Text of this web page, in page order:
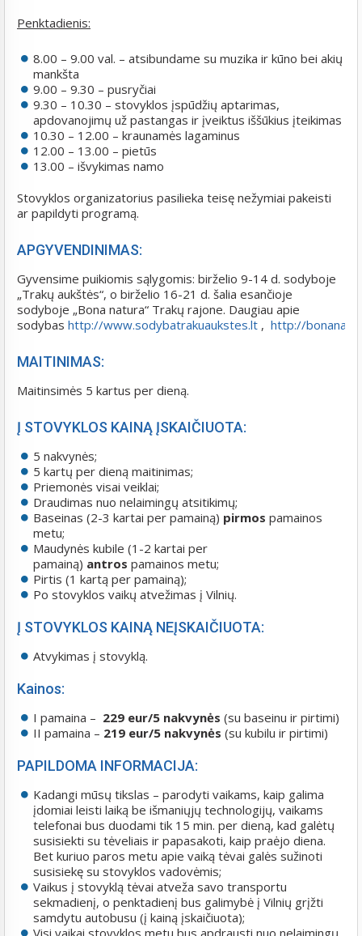
Penktadienis:
8.00 – 9.00 val. – atsibundame su muzika ir kūno bei akių
mankšta
9.00 – 9.30 – pusryčiai
9.30 – 10.30 – stovyklos įspūdžių aptarimas,
apdovanojimų už pastangas ir įveiktus iššūkius įteikimas
10.30 – 12.00 – kraunamės lagaminus
12.00 – 13.00 – pietūs
13.00 – išvykimas namo
Stovyklos organizatorius pasilieka teisę nežymiai pakeisti
ar papildyti programą.
APGYVENDINIMAS:
Gyvensime puikiomis sąlygomis: birželio 9-14 d. sodyboje
„Trakų aukštės“, o birželio 16-21 d. šalia esančioje
sodyboje „Bona natura“ Trakų rajone. Daugiau apie
sodybas http://www.sodybatrakuaukstes.lt , http://
MAITINIMAS:
Maitinsimės 5 kartus per dieną.
Į STOVYKLOS KAINĄ ĮSKAIČIUOTA:
5 nakvynės;
5 kartų per dieną maitinimas;
Priemonės visai veiklai;
Draudimas nuo nelaimingų atsitikimų;
Baseinas (2-3 kartai per pamainą) pirmos pamainos
metu;
Maudynės kubile (1-2 kartai per
pamainą) antros pamainos metu;
Pirtis (1 kartą per pamainą);
Po stovyklos vaikų atvežimas į Vilnių.
Į STOVYKLOS KAINĄ NEĮSKAIČIUOTA:
Atvykimas į stovyklą.
Kainos:
I pamaina – 229 eur/5 nakvynės (su baseinu ir pirtimi)
II pamaina – 219 eur/5 nakvynės (su kubilu ir pirtimi)
PAPILDOMA INFORMACIJA:
Kadangi mūsų tikslas – parodyti vaikams, kaip galima
įdomiai leisti laiką be išmaniųjų technologijų, vaikams
telefonai bus duodami tik 15 min. per dieną, kad galėtų
susisiekti su tėveliais ir papasakoti, kaip praėjo diena.
Bet kuriuo paros metu apie vaiką tėvai galės sužinoti
susisiekę su stovyklos vadovėmis;
Vaikus į stovyklą tėvai atveža savo transportu
sekmadienį, o penktadienį bus galimybė į Vilnių grįžti
samdytu autobusu (į kainą įskaičiuota);
Visi vaikai stovyklos metu bus apdrausti nuo nelaimingų